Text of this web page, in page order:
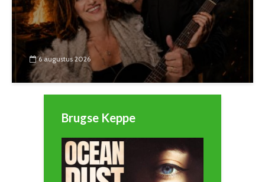
6 augustus 2026
Brugse Keppe